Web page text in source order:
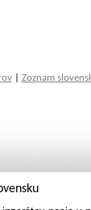
| Zoznam